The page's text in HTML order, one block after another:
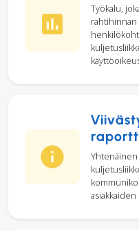
Työkalu,
Yhtenäinen
asiakkaiden